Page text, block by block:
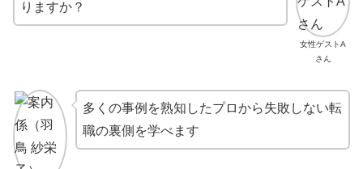
女性ゲストA
さん
りますか？
多くの事例を熟知したプロから失敗しない転
職の裏側を学べます